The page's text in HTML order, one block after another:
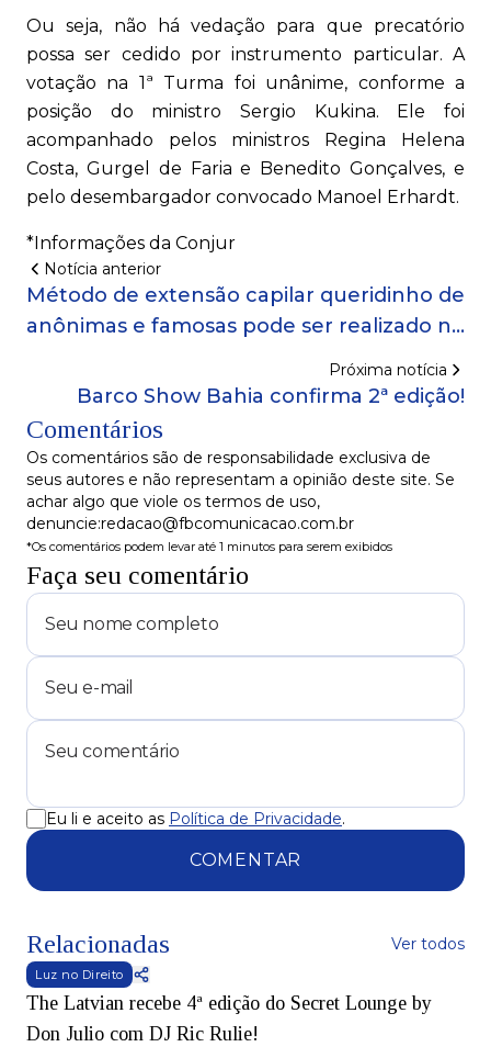
Ou seja, não há vedação para que precatório
possa ser cedido por instrumento particular. A
votação na 1ª Turma foi unânime, conforme a
posição do ministro Sergio Kukina. Ele foi
acompanhado pelos ministros Regina Helena
Costa, Gurgel de Faria e Benedito Gonçalves, e
pelo desembargador convocado Manoel Erhardt.
*Informações da Conjur
Notícia anterior
Método de extensão capilar queridinho de
anônimas e famosas pode ser realizado no
Próxima notícia
Barco Show Bahia confirma 2ª edição!
Comentários
Os comentários são de responsabilidade exclusiva de
seus autores e não representam a opinião deste site. Se
achar algo que viole os termos de uso,
denuncie:redacao@fbcomunicacao.com.br
*Os comentários podem levar até 1 minutos para serem exibidos
Faça seu comentário
Eu li e aceito as Política de Privacidade.
COMENTAR
Relacionadas Ver todos
Luz no Direito
The Latvian recebe 4ª edição do Secret Lounge by
Don Julio com DJ Ric Rulie!